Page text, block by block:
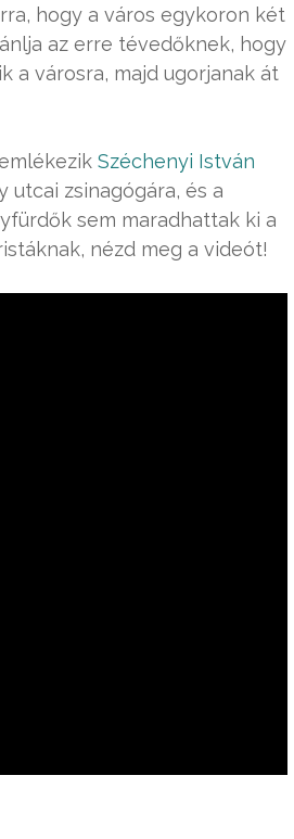
hogy a város egykoron két
az erre tévedőknek, hogy
a városra, majd ugorjanak át
Széchenyi István
utcai zsinagógára, és a
sem maradhattak ki a
nézd meg a videót!